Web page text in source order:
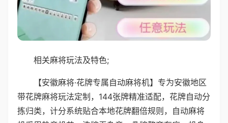
相关麻将玩法及特色;
【安徽麻将·花牌专属自动麻将机】专为安徽地区
带花牌麻将玩法定制，144张牌精准适配，花牌自动分
拣归类，计分系统贴合本地花牌翻倍规则，自动麻将